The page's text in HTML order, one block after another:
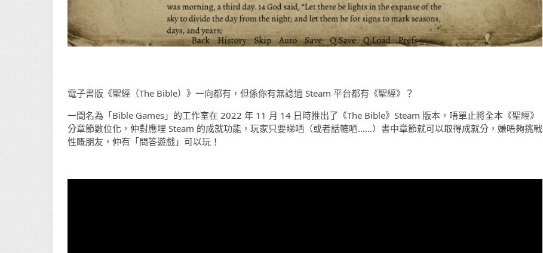
電子書版《聖經（The Bible）》一向都有，但係你有無諗過 Steam 平台都有《聖經》？
一間名為「Bible Games」的工作室在 2022 年 11 月 14 日時推出了《The Bible》Steam 版本，唔單止將全本《聖經》
分章節數位化，仲對應埋 Steam 的成就功能，玩家只要睇哂（或者話轆哂……）書中章節就可以取得成就分，嫌唔夠挑戰
性嘅朋友，仲有「問答遊戲」可以玩！